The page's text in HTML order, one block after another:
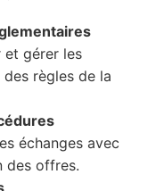
et gérer les
règles de la
échanges avec
des offres.